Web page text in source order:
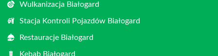
Wulkanizacja Białogard
Stacja Kontroli Pojazdów Białogard
Restauracje Białogard
Kebab Białogard